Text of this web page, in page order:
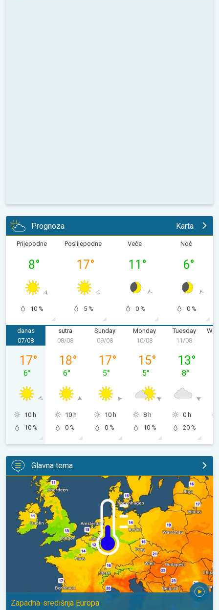
Prognoza Karta
Prijepodne
8°
10 %
Poslijepodne
17°
5 %
Veče
11 °
0 %
Noć
6°
0 %
danas
Friday, 07/08
07/08
17°
6°
10 h
10 %
sutra
Saturday, 08/08
08/08
18°
6°
10 h
0 %
Sunday
Sunday, 09/08
09/08
17°
5°
10 h
0 %
Monday
Monday, 10/08
10/08
15°
5°
8 h
10 %
Tuesday
11/08
13°
8°
0 h
20 %
Glavna tema
Hladnije noći pred nama. Zapadna-središnja Europa. . .
Zapadna-središnja Europa